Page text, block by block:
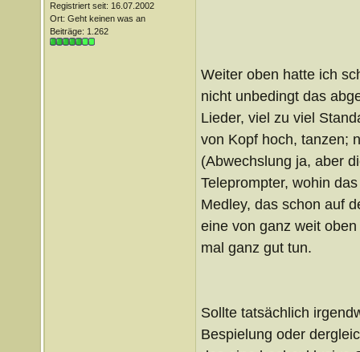
Registriert seit: 16.07.2002
Ort: Geht keinen was an
Beiträge: 1.262
Weiter oben hatte ich
nicht unbedingt das
Lieder, viel zu viel
von Kopf hoch, tanzen;
(Abwechslung ja, aber
Teleprompter, wohin
Medley, das schon auf
eine von ganz weit
mal ganz gut tun.
Sollte tatsächlich
Bespielung oder